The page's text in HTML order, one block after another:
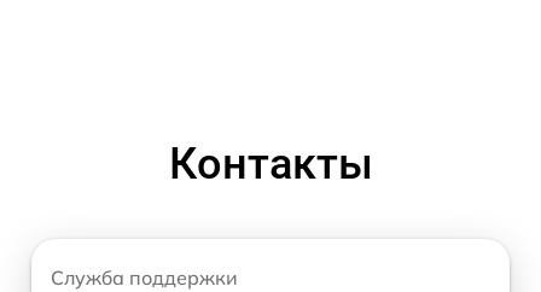
Контакты
Служба поддержки